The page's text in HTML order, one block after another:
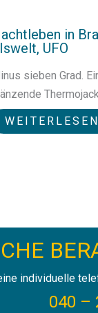
in
UFO
sieben Grad.
WEITERLESEN
individuelle
040 –